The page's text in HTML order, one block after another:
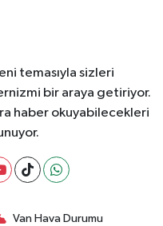
temasıyla sizleri
bir araya getiriyor.
haber okuyabilecekleri
Van Hava Durumu